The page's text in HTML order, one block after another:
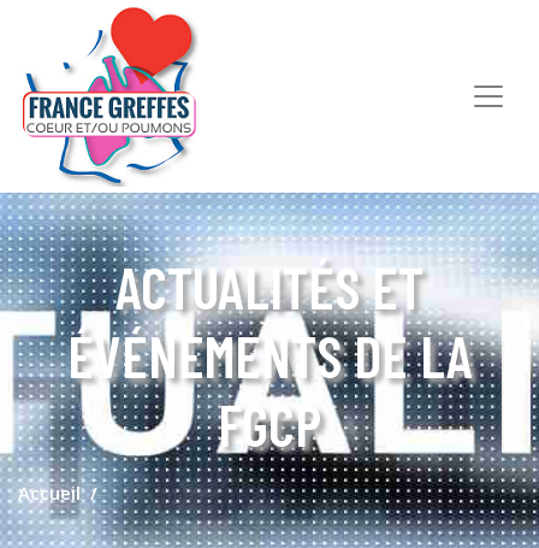
ACTUALITÉS ET
ÉVÉNEMENTS DE LA
FGCP
Accueil